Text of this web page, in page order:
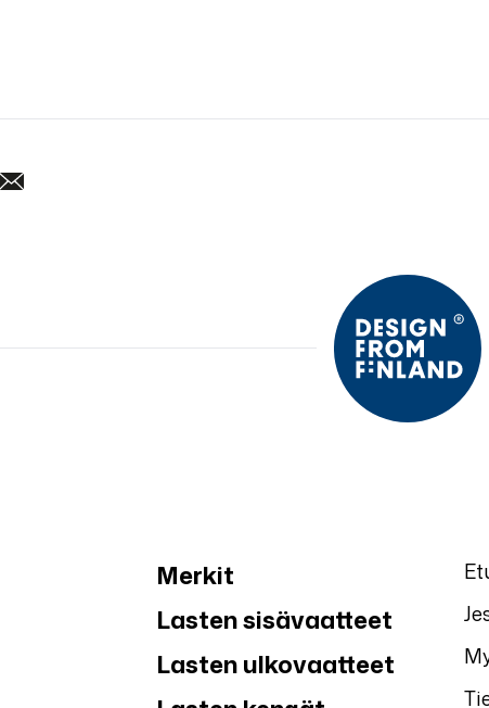
Merkit
Lasten sisävaatteet
Lasten ulkovaatteet